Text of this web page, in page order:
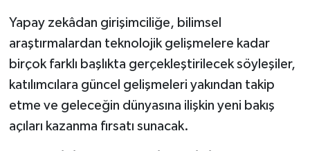
Yapay zekâdan girişimciliğe, bilimsel
araştırmalardan teknolojik gelişmelere kadar
birçok farklı başlıkta gerçekleştirilecek söyleşiler,
katılımcılara güncel gelişmeleri yakından takip
etme ve geleceğin dünyasına ilişkin yeni bakış
açıları kazanma fırsatı sunacak.